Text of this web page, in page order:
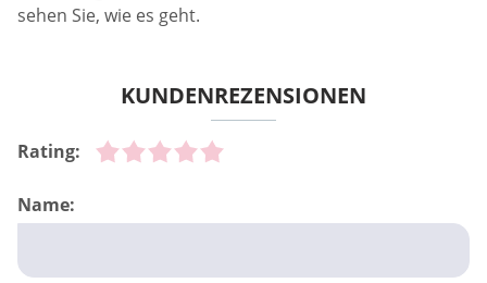
sehen Sie, wie es geht.
KUNDENREZENSIONEN
Rating:
Name: